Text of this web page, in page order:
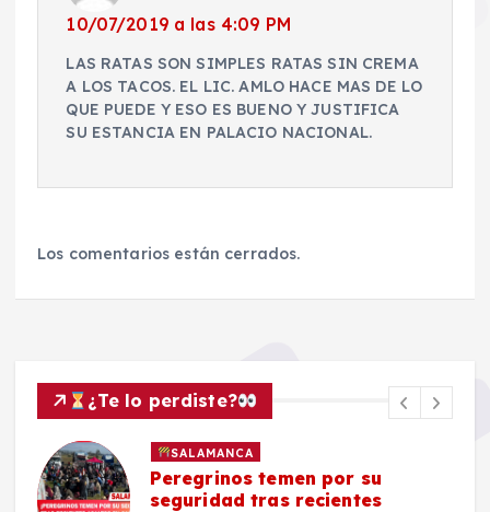
10/07/2019 a las 4:09 PM
LAS RATAS SON SIMPLES RATAS SIN CREMA
A LOS TACOS. EL LIC. AMLO HACE MAS DE LO
QUE PUEDE Y ESO ES BUENO Y JUSTIFICA
SU ESTANCIA EN PALACIO NACIONAL.
Los comentarios están cerrados.
¿Te lo perdiste?
SALAMANCA
Peregrinos temen por su
seguridad tras recientes